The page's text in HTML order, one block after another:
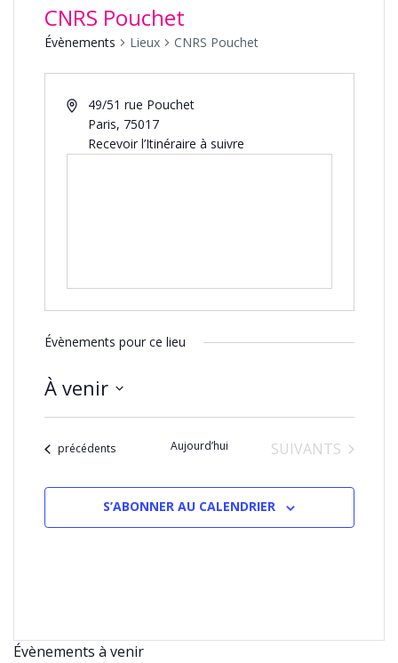
CNRS Pouchet
Évènements Lieux CNRS Pouchet
49/51 rue Pouchet
Paris, 75017
Recevoir l’Itinéraire à suivre
Évènements pour ce lieu
À venir
date.Évènements
précédents Aujourd’hui ÉVÈNEMENTS
SUIVANTS
S’ABONNER AU CALENDRIER
Évènements à venir